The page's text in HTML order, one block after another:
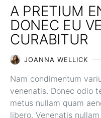
A PRETIUM
DONEC EU
CURABITUR
JOANNA WELLICK
Nam condimentum
venenatis. Donec odio
metus nullam quam
libero. Venenatis